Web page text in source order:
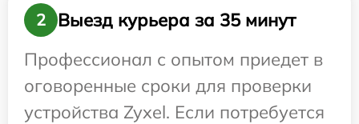
2
Выезд курьера за 35 минут
Профессионал с опытом приедет в
оговоренные сроки для проверки
устройства Zyxel. Если потребуется